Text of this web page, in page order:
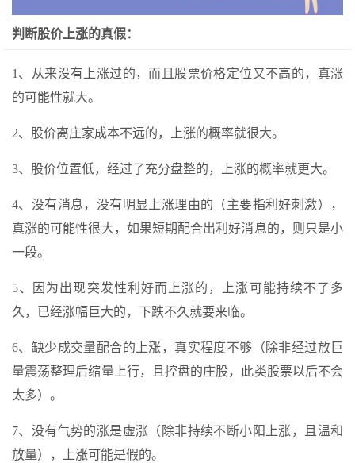
判断股价上涨的真假：
1、从来没有上涨过的，而且股票价格定位又不高的，真涨
的可能性就大。
2、股价离庄家成本不远的，上涨的概率就很大。
3、股价位置低，经过了充分盘整的，上涨的概率就更大。
4、没有消息，没有明显上涨理由的（主要指利好刺激），
真涨的可能性很大，如果短期配合出利好消息的，则只是小
一段。
5、因为出现突发性利好而上涨的，上涨可能持续不了多
久，已经涨幅巨大的，下跌不久就要来临。
6、缺少成交量配合的上涨，真实程度不够（除非经过放巨
量震荡整理后缩量上行，且控盘的庄股，此类股票以后不会
太多）。
7、没有气势的涨是虚涨（除非持续不断小阳上涨，且温和
放量），上涨可能是假的。